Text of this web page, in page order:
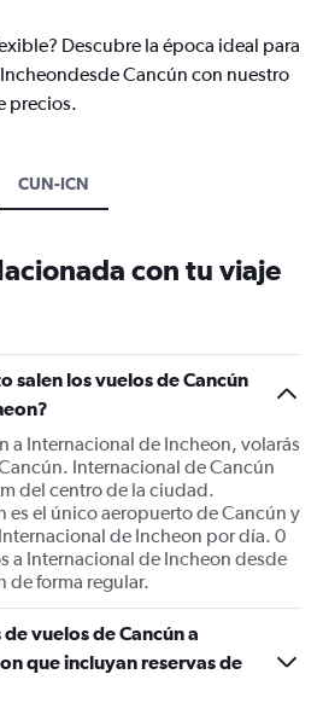
Descubre la época ideal para
Cancún con nuestro
precios.
CUN-ICN
con tu viaje
salen los vuelos de Cancún
a Internacional de Incheon, volarás
Internacional de Cancún
del centro de la ciudad.
es el único aeropuerto de Cancún y
de Incheon por día. 0
a Internacional de Incheon desde
de forma regular.
vuelos de Cancún a
que incluyan reservas de